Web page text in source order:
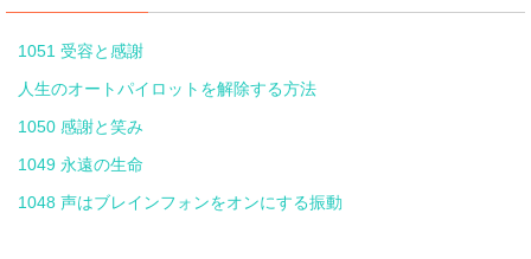
1051 受容と感謝
人生のオートパイロットを解除する方法
1050 感謝と笑み
1049 永遠の生命
1048 声はブレインフォンをオンにする振動